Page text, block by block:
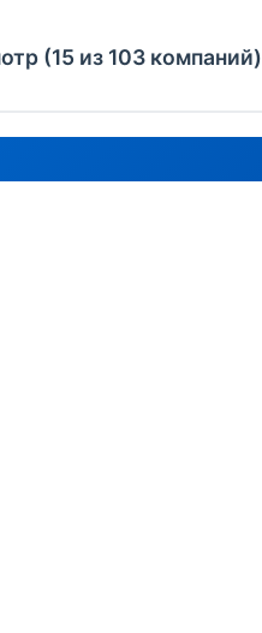
(15 из 103 компаний)